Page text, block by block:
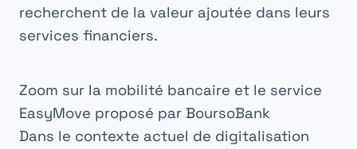
recherchent de la valeur ajoutée dans leurs
services financiers.
Zoom sur la mobilité bancaire et le service
EasyMove proposé par BoursoBank
Dans le contexte actuel de digitalisation